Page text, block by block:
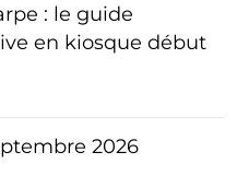
: le guide
en kiosque début
2026